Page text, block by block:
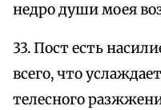
недро души моея
33. Пост есть
всего, что
телесного